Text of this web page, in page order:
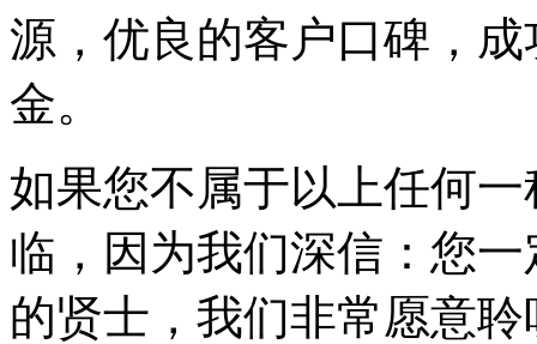
源，优良的客户口碑，
金。
如果您不属于以上任何
临，因为我们深信：您
的贤士，我们非常愿意